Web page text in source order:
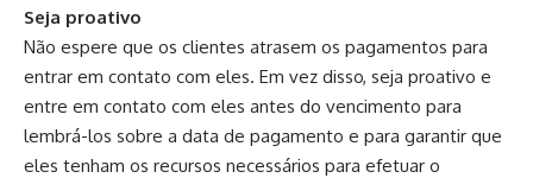
Seja proativo
Não espere que os clientes atrasem os pagamentos para
entrar em contato com eles. Em vez disso, seja proativo e
entre em contato com eles antes do vencimento para
lembrá-los sobre a data de pagamento e para garantir que
eles tenham os recursos necessários para efetuar o